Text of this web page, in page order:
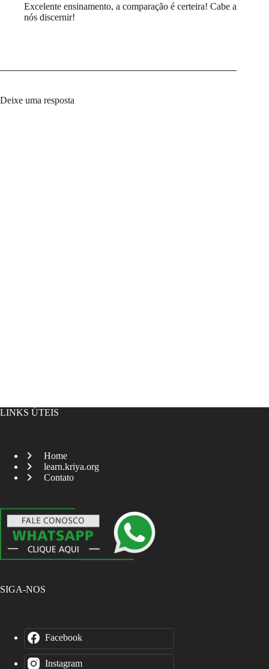
Excelente ensinamento, a comparação é certeira! Cabe a
nós discernir!
Deixe uma resposta
LINKS ÚTEIS
Home
learn.kriya.org
Contato
SIGA-NOS
Facebook
Instagram